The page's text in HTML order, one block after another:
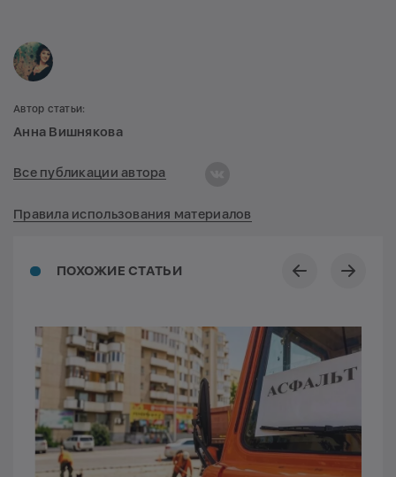
ПОХОЖИЕ СТАТЬИ
Автор статьи:
Анна Вишнякова
Все публикации автора
Правила использования материалов